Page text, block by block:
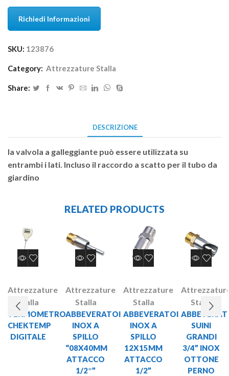
Richiedi Informazioni
SKU: 123876
Category: Attrezzature Stalla
Share:
DESCRIZIONE
la valvola a galleggiante può essere utilizzata su
entrambi i lati. Incluso il raccordo a scatto per il tubo da
giardino
RELATED PRODUCTS
Attrezzature
Stalla
TERMOMETRO
CHEKTEMP
DIGITALE
Attrezzature
Stalla
ABBEVERATOI
INOX A
SPILLO
“08X40MM
ATTACCO
1/2″”
Attrezzature
Stalla
ABBEVERATOI
INOX A
SPILLO
12X15MM
ATTACCO
1/2”
Stalla
SUINI
GRANDI
3/4” INOX
OTTONE
PERNO